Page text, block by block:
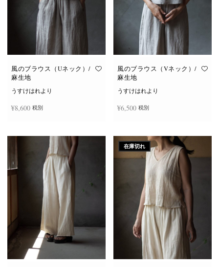
風のブラウス（Uネック）/
麻生地
うすけはれより
¥8,600 税別
の
商
品
に
は
複
数
の
バ
リ
エ
ー
シ
ョ
ン
が
あ
ま
風のブラウス（Vネック）/
麻生地
うすけはれより
¥6,500 税別
の
商
品
に
は
複
数
の
バ
リ
エ
ー
シ
ョ
ン
が
あ
り
ま
在庫切れ